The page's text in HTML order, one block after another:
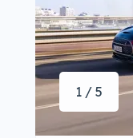
1 / 5